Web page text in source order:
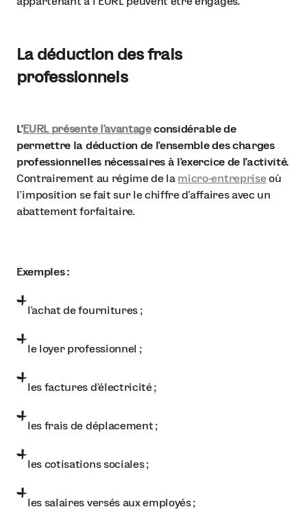
La déduction des frais
professionnels
L'EURL présente l'avantageconsidérable de
permettre la déduction de l'ensemble des charges
professionnelles nécessaires à l'exercice de l'activité.
Contrairement au régime de la micro-entrepriseoù
l'imposition se fait sur le chiffre d'affaires avec un
abattement forfaitaire.
Exemples :
l’achat de fournitures ;
le loyer professionnel ;
les factures d'électricité ;
les frais de déplacement ;
les cotisations sociales ;
les salaires versés aux employés ;